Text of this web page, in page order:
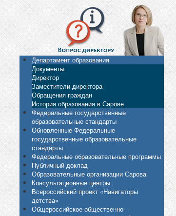
Департамент образования
Документы
Директор
Заместители директора
Обращения граждан
История образования в Сарове
Федеральные государственные
образовательные стандарты
Обновленные Федеральные
государственные образовательные
стандарты
Федеральные образовательные программы
Публичный доклад
Образовательные организации Сарова
Консультационные центры
Всероссийский проект «Навигаторы
детства»
Общероссийское общественно-